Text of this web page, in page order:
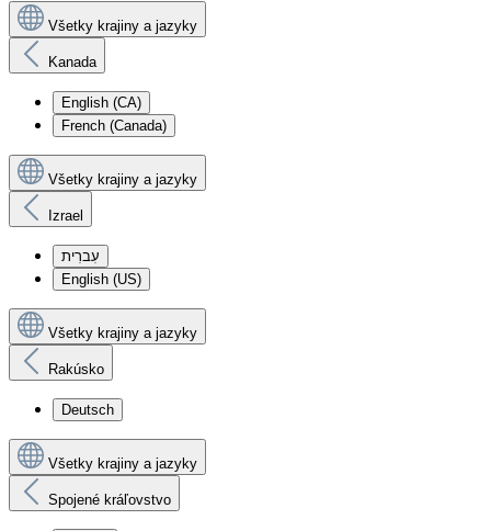
Všetky krajiny a jazyky
Kanada
English (CA)
French (Canada)
Všetky krajiny a jazyky
Izrael
עִברִית
English (US)
Všetky krajiny a jazyky
Rakúsko
Deutsch
Všetky krajiny a jazyky
Spojené kráľovstvo